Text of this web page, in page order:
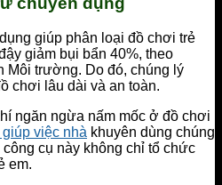
giúp phân loại đồ chơi trẻ
giảm bụi bẩn 40%, theo
Môi trường. Do đó, chúng lý
chơi lâu dài và an toàn.
ngăn ngừa nấm mốc ở đồ chơi
giúp việc nhà khuyên dùng chúng
cụ này không chỉ tổ chức
em.